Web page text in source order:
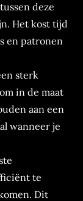
deze
Het kost tijd
en patronen
sterk
in de maat
aan een
wanneer je
te
Dit